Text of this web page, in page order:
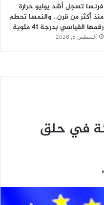
فرنسا تسجل أشد يوليو حرارة
منذ أكثر من قرن.. والنمسا تحطم
رقمها القياسي بدرجة 41 مئوية
أغسطس 5, 2026